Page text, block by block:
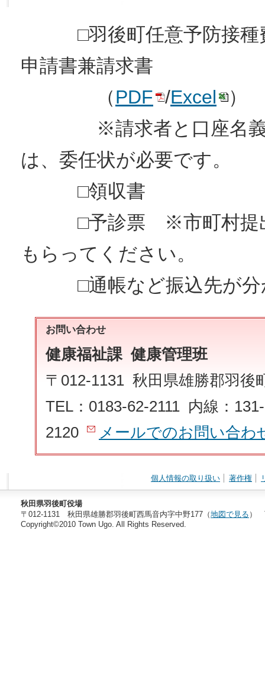
□羽後町任意予防接種
申請書兼請求書
（PDF /Excel
）
※請求者と口座名義の
は、委任状が必要です。
□領収書
□予診票 ※市町村提出
もらってください。
□通帳など振込先が分
お問い合わせ
健康福祉課 健康管理班
〒012-1131 秋田県雄勝郡羽後
TEL：0183-62-2111 内線：
2120
メールでのお問い合わ
個人情報の取り扱い 著作権
秋田県羽後町役場
〒012-1131 秋田県雄勝郡羽後町西馬音内字中野177（地図で見る ）
Copyright©2010 Town Ugo. All Rights Reserved.